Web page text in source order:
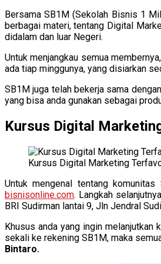
Bersama SB1M (Sekolah Bisnis 1
berbagai materi, tentang Digital
didalam dan luar Negeri.
Untuk menjangkau semua
ada tiap minggunya, yang disiarkan
SB1M juga telah bekerja sama
yang bisa anda gunakan sebagai
Kursus Digital
Kursus Digital Marketing
Untuk mengenal tentang
bisnisonline.com. Langkah
BRI Sudirman lantai 9, Jln Jendral
Khusus anda yang ingin melanjutkan
sekali ke rekening SB1M, maka
Bintaro.